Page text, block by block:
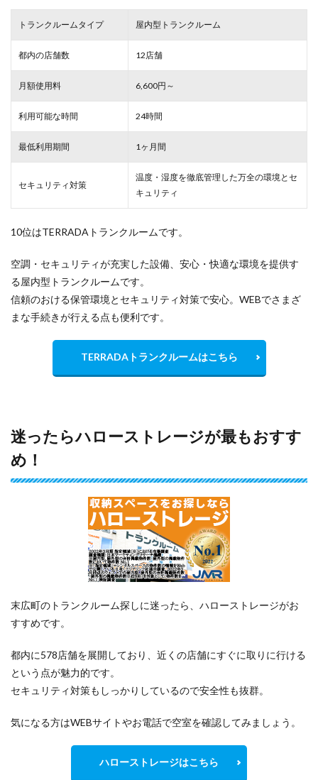
トランクルームタイプ 屋内型トランクルーム
都内の店舗数 12店舗
月額使用料 6,600円～
利用可能な時間 24時間
最低利用期間 1ヶ月間
セキュリティ対策
温度・湿度を徹底管理した万全の環境とセ
キュリティ
10位はTERRADAトランクルームです。
空調・セキュリティが充実した設備、安心・快適な環境を提供す
る屋内型トランクルームです。
信頼のおける保管環境とセキュリティ対策で安心。WEBでさまざ
まな手続きが行える点も便利です。
TERRADAトランクルームはこちら
迷ったらハローストレージが最もおすす
め！
末広町のトランクルーム探しに迷ったら、ハローストレージがお
すすめです。
都内に578店舗を展開しており、近くの店舗にすぐに取りに行ける
という点が魅力的です。
セキュリティ対策もしっかりしているので安全性も抜群。
気になる方はWEBサイトやお電話で空室を確認してみましょう。
ハローストレージはこちら